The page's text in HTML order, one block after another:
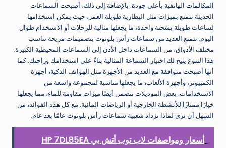
المكالمات الهاتفية بأعلى جودة. بالإضافة إلى ذلك، أصبحت السماعات
الحديثة تتمتع بميزات مثل البطارية طويلة العمر، حيث يمكن استخدامها
لساعات طويلة بشحنة واحدة، ما يجعلها مثالية للرحلات أو الاستخدام طوال
اليوم. تتمتع العديد من سماعات رأس بلوتوث بتصميمات مريحة تناسب
مختلف الأذواق، من السماعات داخل الأذن إلى السماعات المحيطية الكبيرة.
هذا التنوع يتيح لك اختيار السماعة المثالية بناءً على استخدامك وراحتك. كما
أنها أصبحت متوافقة مع العديد من الأجهزة مثل الهواتف الذكية، أجهزة
الكمبيوتر، وأجهزة الألعاب، ما يجعلها مناسبة لمجموعة واسعة من
الاستخدامات. بعض الموديلات تتضمن أيضًا ميزات مقاومة للماء، مما يجعلها
خيارًا ممتازًا للأنشطة الخارجية أو الرياضات المائية. مع كل هذه الفوائد، من
السهل أن نرى لماذا تزداد شعبية سماعات رأس بلوتوث عامًا بعد عام.
أسعار ومواصفات لاب توب أتش بي HP 7DL85EA